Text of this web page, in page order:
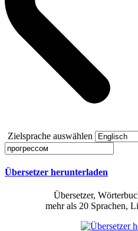
Zielsprache auswählen
Übersetzer herunterladen
Übersetzer,
mehr als 20 Sprachen,